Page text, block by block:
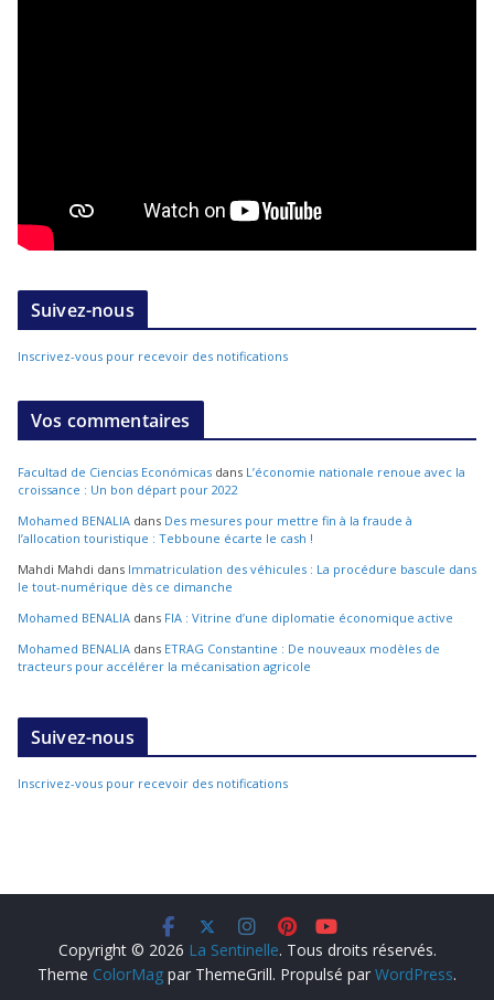
Suivez-nous
Inscrivez-vous pour recevoir des notifications
Vos commentaires
Facultad de Ciencias Económicas dans L’économie nationale renoue avec la
croissance : Un bon départ pour 2022
Mohamed BENALIA dans Des mesures pour mettre fin à la fraude à
l’allocation touristique : Tebboune écarte le cash !
Mahdi Mahdi dans Immatriculation des véhicules : La procédure bascule dans
le tout-numérique dès ce dimanche
Mohamed BENALIA dans FIA : Vitrine d’une diplomatie économique active
Mohamed BENALIA dans ETRAG Constantine : De nouveaux modèles de
tracteurs pour accélérer la mécanisation agricole
Suivez-nous
Inscrivez-vous pour recevoir des notifications
Copyright © 2026 La Sentinelle. Tous droits réservés.
Theme ColorMag par ThemeGrill. Propulsé par WordPress.